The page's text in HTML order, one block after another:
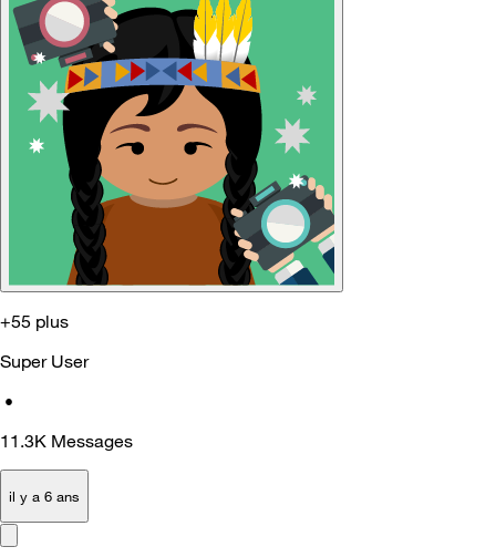
+55 plus
Super User
•
11.3K Messages
il y a 6 ans